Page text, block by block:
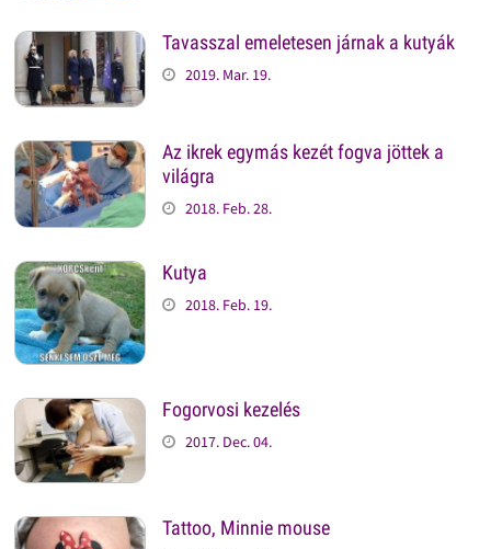
Tavasszal emeletesen járnak a kutyák
2019. Mar. 19.
Az ikrek egymás kezét fogva jöttek a
világra
2018. Feb. 28.
Kutya
2018. Feb. 19.
Fogorvosi kezelés
2017. Dec. 04.
Tattoo, Minnie mouse